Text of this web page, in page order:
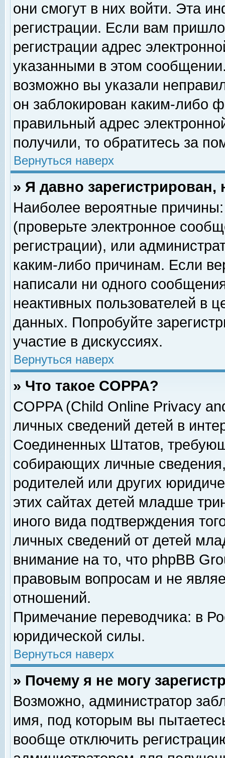
они смогут в них войти. Эта
регистрации. Если вам
регистрации адрес
указанными в этом
возможно вы указали
он заблокирован каким-либо
правильный адрес
получили, то обратитесь за
Вернуться наверх
» Я давно
Наиболее вероятные
(проверьте электронное
регистрации), или
каким-либо причинам. Если
написали ни одного
неактивных пользователей в
данных. Попробуйте
участие в дискуссиях.
Вернуться наверх
» Что такое COPPA?
COPPA (Child Online Privacy
личных сведений детей в
Соединенных Штатов,
собирающих личные
родителей или других
этих сайтах детей младше
иного вида подтверждения
личных сведений от детей
внимание на то, что phpBB
правовым вопросам и не
отношений.
Примечание переводчика: в
юридической силы.
Вернуться наверх
» Почему я не могу
Возможно, администратор
имя, под которым вы
вообще отключить